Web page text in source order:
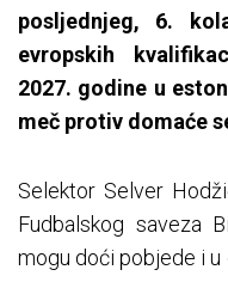
posljednjeg, 6.
evropskih
2027. godine u
meč protiv domaće
Selektor Selver
Fudbalskog saveza
mogu doći pobjede i